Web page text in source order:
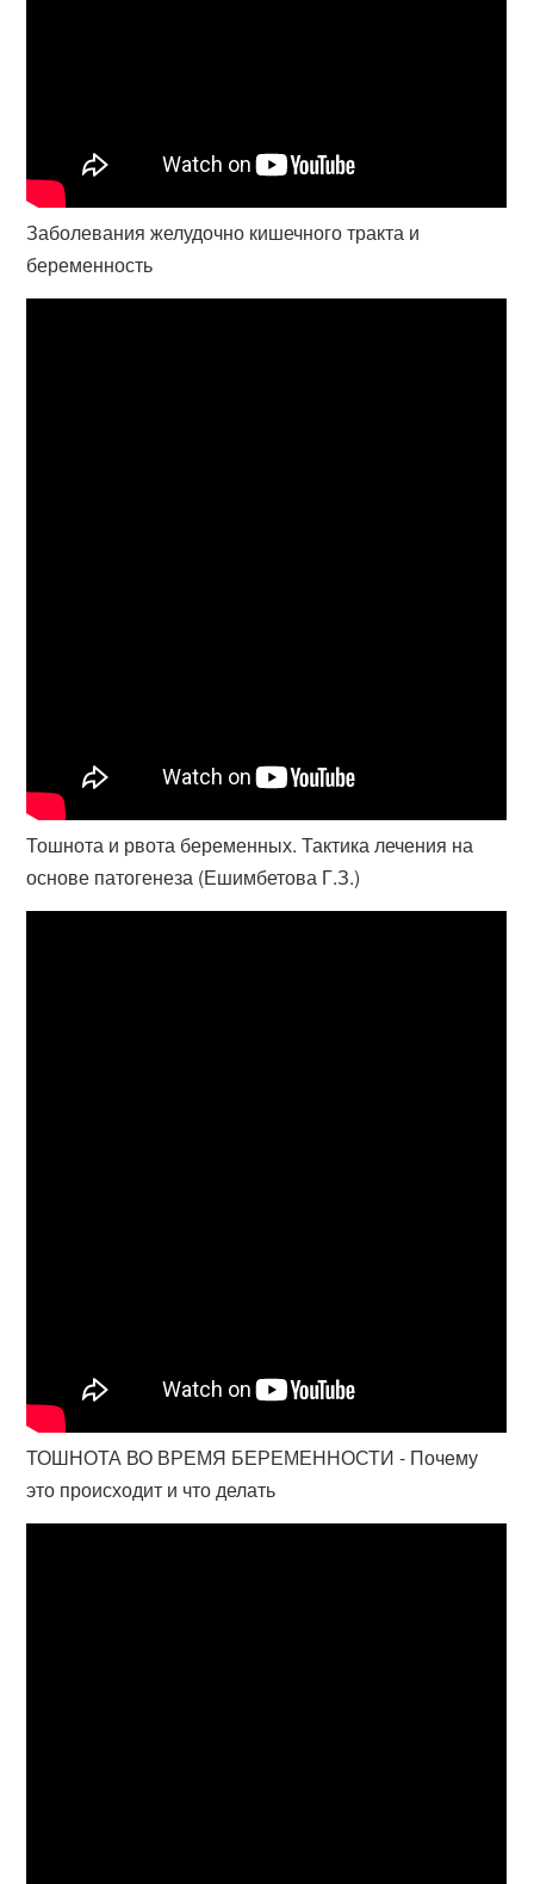
Заболевания желудочно кишечного тракта и
беременность
Тошнота и рвота беременных. Тактика лечения на
основе патогенеза (Ешимбетова Г.З.)
ТОШНОТА ВО ВРЕМЯ БЕРЕМЕННОСТИ - Почему
это происходит и что делать